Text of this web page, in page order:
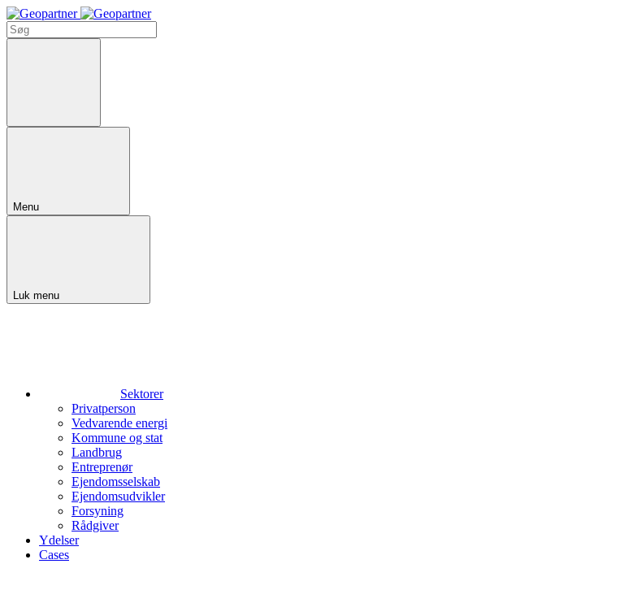
Menu
Luk menu
Sektorer
Privatperson
Vedvarende energi
Kommune og stat
Landbrug
Entreprenør
Ejendomsselskab
Ejendomsudvikler
Forsyning
Rådgiver
Ydelser
Cases